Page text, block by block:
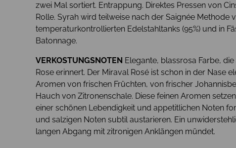
zwei Mal sortiert. Entrappung. Direktes Pressen von
Rolle. Syrah wird teilweise nach der Saignée Methode
temperaturkontrollierten Edelstahltanks (95%) und in
Batonnage.
VERKOSTUNGSNOTEN Elegante, blassrosa Farbe,
Rose erinnert. Der Miraval Rosé ist schon in der Nase
Aromen von frischen Früchten, von frischer
Hauch von Zitronenschale. Diese feinen Aromen
einer schönen Lebendigkeit und appetitlichen Noten
und salzigen Noten subtil austarieren. Ein
langen Abgang mit zitronigen Anklängen mündet.